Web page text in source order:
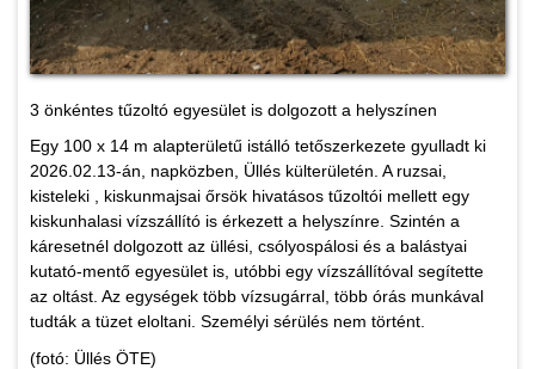
3 önkéntes tűzoltó egyesület is dolgozott a helyszínen
Egy 100 x 14 m alapterületű istálló tetőszerkezete gyulladt ki
2026.02.13-án, napközben, Üllés külterületén. A ruzsai,
kisteleki , kiskunmajsai őrsök hivatásos tűzoltói mellett egy
kiskunhalasi vízszállító is érkezett a helyszínre. Szintén a
káresetnél dolgozott az üllési, csólyospálosi és a balástyai
kutató-mentő egyesület is, utóbbi egy vízszállítóval segítette
az oltást. Az egységek több vízsugárral, több órás munkával
tudták a tüzet eloltani. Személyi sérülés nem történt.
(fotó: Üllés ÖTE)